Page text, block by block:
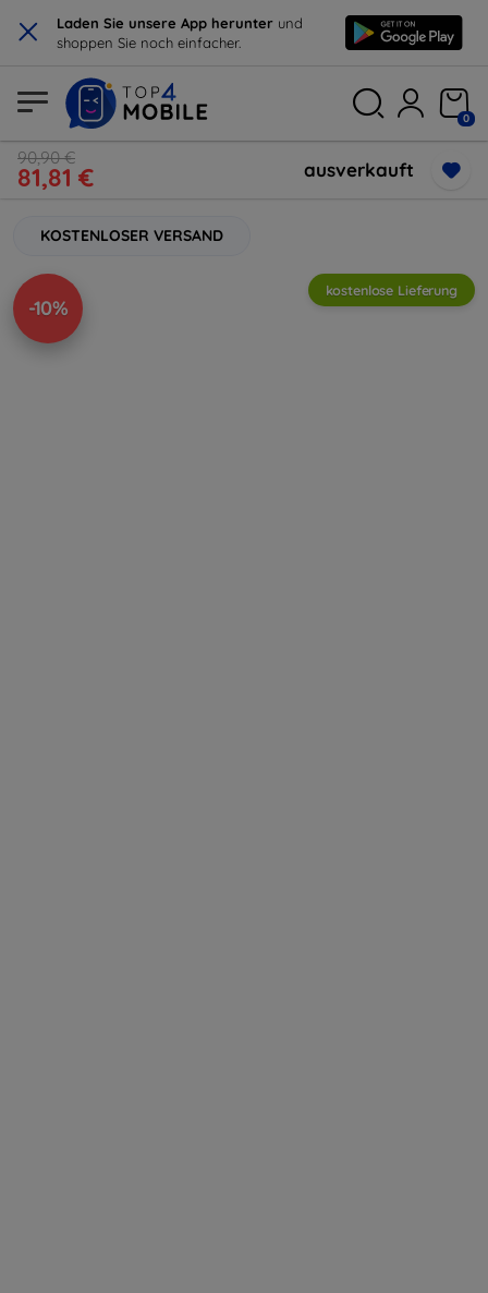
× Laden Sie unsere App herunter und
shoppen Sie noch einfacher.
0
90,90 €
81,81 € ausverkauft
KOSTENLOSER VERSAND
-10%
kostenlose Lieferung